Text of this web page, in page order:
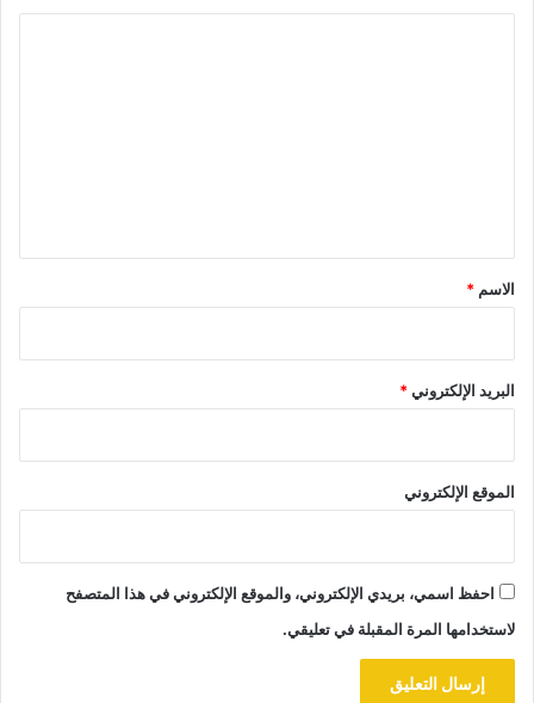
*
الاسم *
البريد الإلكتروني*
الموقع الإلكتروني
احفظ اسمي، بريدي الإلكتروني، والموقع الإلكتروني في هذا المتصفح
لاستخدامها المرة المقبلة في تعليقي.